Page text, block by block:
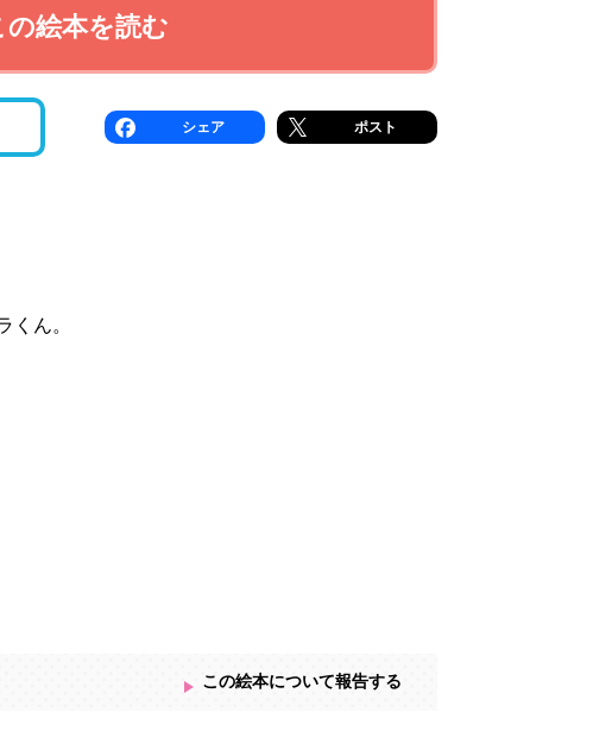
の絵本を読む
シェア ポスト
くん。
この絵本について報告する